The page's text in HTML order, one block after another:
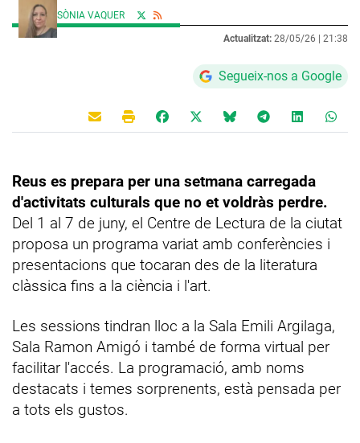
SÒNIA VAQUER
Actualitzat: 28/05/26 | 21:38
Segueix-nos a Google
Reus es prepara per una setmana carregada
d'activitats culturals que no et voldràs perdre.
Del 1 al 7 de juny, el Centre de Lectura de la ciutat
proposa un programa variat amb conferències i
presentacions que tocaran des de la literatura
clàssica fins a la ciència i l'art.
Les sessions tindran lloc a la Sala Emili Argilaga,
Sala Ramon Amigó i també de forma virtual per
facilitar l'accés. La programació, amb noms
destacats i temes sorprenents, està pensada per
a tots els gustos.